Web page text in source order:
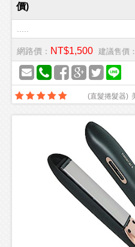
價)
網路價： NT$1,500 建議售價
(直髮捲髮器)